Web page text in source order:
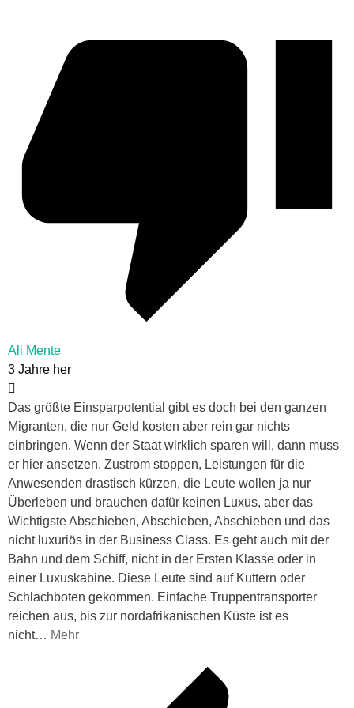
Ali Mente
3 Jahre her
Das größte Einsparpotential gibt es doch bei den ganzen
Migranten, die nur Geld kosten aber rein gar nichts
einbringen. Wenn der Staat wirklich sparen will, dann muss
er hier ansetzen. Zustrom stoppen, Leistungen für die
Anwesenden drastisch kürzen, die Leute wollen ja nur
Überleben und brauchen dafür keinen Luxus, aber das
Wichtigste Abschieben, Abschieben, Abschieben und das
nicht luxuriös in der Business Class. Es geht auch mit der
Bahn und dem Schiff, nicht in der Ersten Klasse oder in
einer Luxuskabine. Diese Leute sind auf Kuttern oder
Schlachboten gekommen. Einfache Truppentransporter
reichen aus, bis zur nordafrikanischen Küste ist es
nicht… Mehr